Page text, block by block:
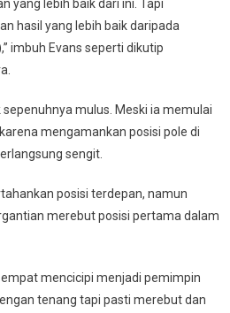
yang lebih baik dari ini. Tapi
hasil yang lebih baik daripada
imbuh Evans seperti dikutip
mulus. Meski ia memulai
mengamankan posisi pole di
sengit.
posisi terdepan, namun
merebut posisi pertama dalam
mencicipi menjadi pemimpin
tenang tapi pasti merebut dan